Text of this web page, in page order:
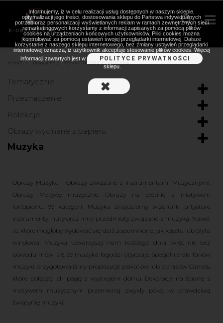
PLAKATY > TEMATYCZNIE
Tematycznie
Przeznaczenie
Kolekcje
Obrazy wycinane z papieru
Muzyka
Obrazy Muzyka - Obrazy związane z Instrumentami Muzycznymi.
Obrazy Motywy muzyczne. Obrazy na płótnie z motywem
fortepianu. W kategorii Muzyka znajdziemy wizerunki artystów,
instrumenty, nuty oraz inne przedmioty związane z muzyką. Nawet
te, które mogłoby wydawać się dziś zapomniane, jak kaseta lub płyta
winylowa. Muzyka towarzyszy nam każdego dnia, więc nie bez
powodu mówi się, że muzyka łagodzi obyczaje. Specjalnie dla fanów
muzyki przygotowaliśmy propozycje plakatów lub obrazów Canvas,
które połączą ich pasję z wystrojem domu. Dekoracje na ścianę z
motywem muzycznym przemienią zwykły pokój w prawdziwą
świątynię muzyki.
Informujemy, iż w celu realizacji usług dostępnych w naszym sklepie,
optymalizacji jego treści, dostosowania sklepu do Państwa indywidualnych
potrzeb oraz personalizacji wyświetlanych reklam w ramach zewnętrznych sieci
remarketingowych korzystamy z informacji zapisanych za pomocą plików
cookies na urządzeniach końcowych użytkowników. Pliki cookies można
kontrolować za pomocą ustawień swojej przeglądarki internetowej. Dalsze
korzystanie z naszego sklepu internetowego, bez zmiany ustawień przeglądarki
internetowej oznacza, iż użytkownik akceptuje stosowanie plików cookies. Więcej
informacji zawartych jest w
POLITYCE PRYWATNOŚCI
sklepu.